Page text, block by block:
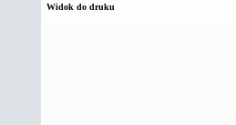
Widok do druku